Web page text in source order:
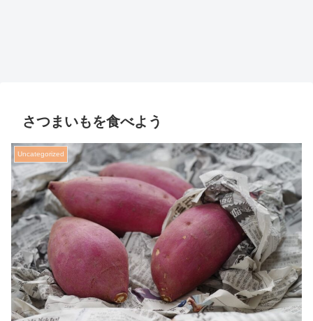
さつまいもを食べよう
Uncategorized